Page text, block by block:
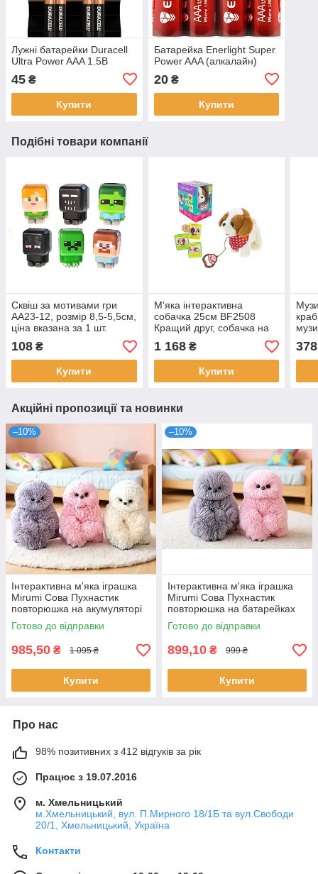
Лужні батарейки Duracell
Ultra Power AAA 1.5В
45 ₴
Купити
Батарейка Enerlight Super
Power AAA (алкалайн)
20₴
Купити
Подібні товари компанії
Сквіш за мотивами гри
AA23-12, розмір 8,5-5,5см,
ціна вказана за 1 шт.
108 ₴
Купити
М'яка інтерактивна
собачка 25см BF2508
Кращий друг, собачка на
повідку, повторяє голос,
показує язик, ходить, у
коробці 18-25-27см
1 168₴
Купити
378
Акційні пропозиції та новинки
–10%
Інтерактивна м'яка іграшка
Mirumi Сова Пухнастик
повторюшка на акумуляторі
Мірумі Лінивець брелок
Готово до відправки
985,50 ₴ 1 095 ₴
Купити
–10%
Інтерактивна м'яка іграшка
Mirumi Сова Пухнастик
повторюшка на батарейках
Мірумі Лінивець брелок
Готово до відправки
899,10 ₴ 999 ₴
Купити
Про нас
98% позитивних з 412 відгуків за рік
Працює з 19.07.2016
м. Хмельницький
м.Хмельницький, вул. П.Мирного 18/1Б та вул.Свободи
20/1, Хмельницький, Україна
Контакти